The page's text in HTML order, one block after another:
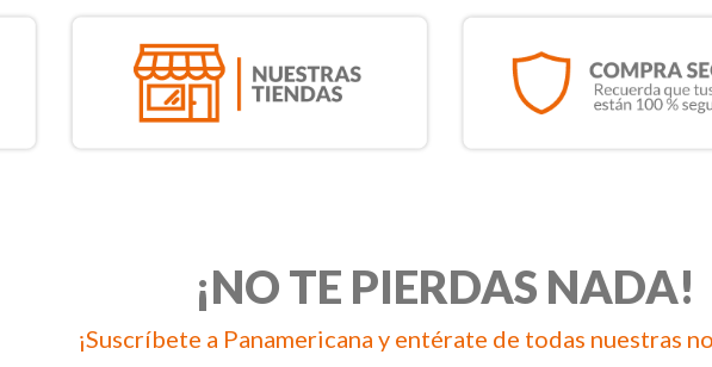
¡NO TE PIERDAS NADA!
¡Suscríbete a Panamericana y entérate de todas nuestras